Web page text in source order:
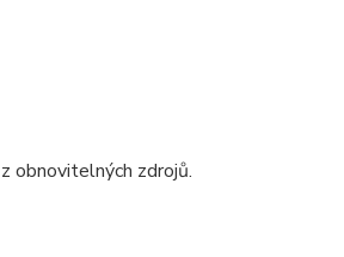
obnovitelných zdrojů.